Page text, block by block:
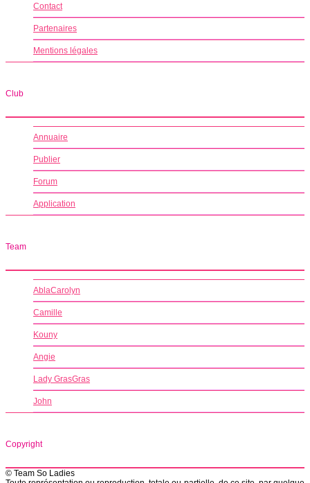
Contact
Partenaires
Mentions légales
Club
Annuaire
Publier
Forum
Application
Team
AblaCarolyn
Camille
Kouny
Angie
Lady GrasGras
John
Copyright
© Team So Ladies